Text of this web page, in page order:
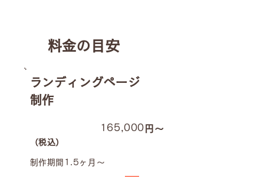
​料金の目安
ランディングページ
制作
165,000 円〜
（税込）
制作期間1.5ヶ月〜